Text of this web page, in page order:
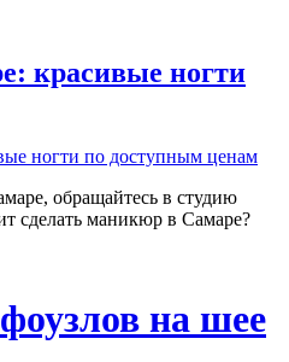
красивые ногти
обращайтесь в студию
сделать маникюр в Самаре?
на шее